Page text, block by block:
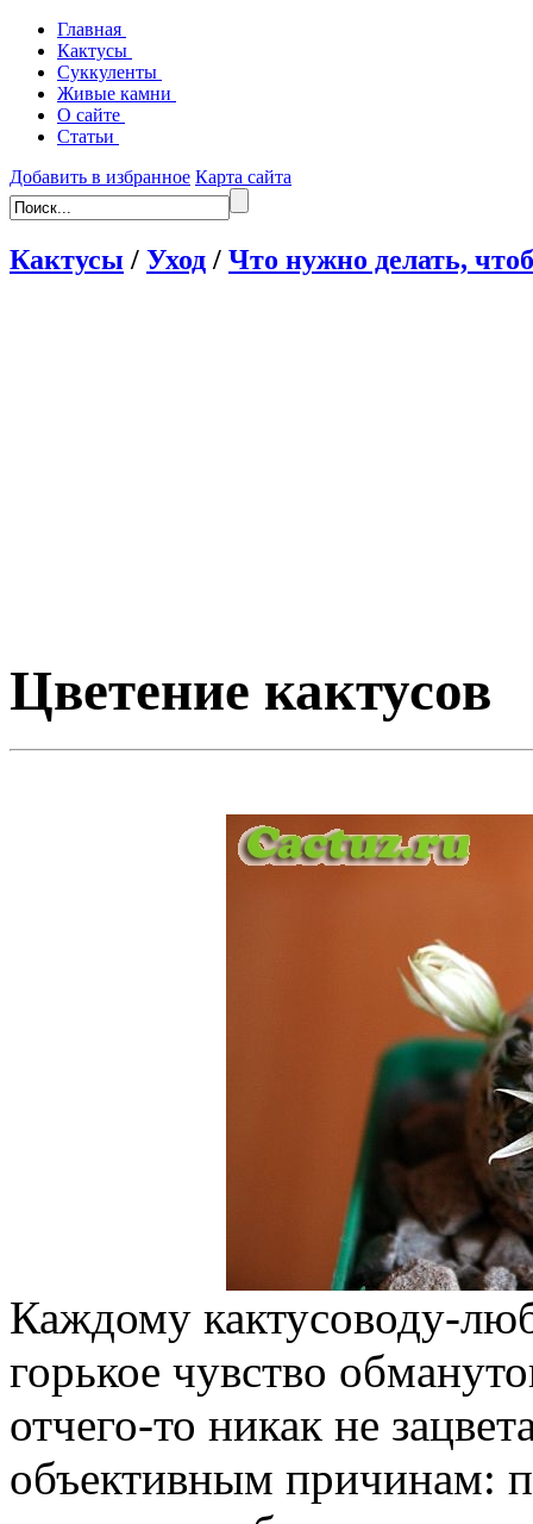
Главная
Кактусы
Суккуленты
Живые камни
О сайте
Статьи
Добавить в избранное Карта сайта
Кактусы / Уход / Что нужно делать,
Цветение кактусов
Каждому кактусоводу-
горькое чувство
отчего-то никак не
объективным причинам: